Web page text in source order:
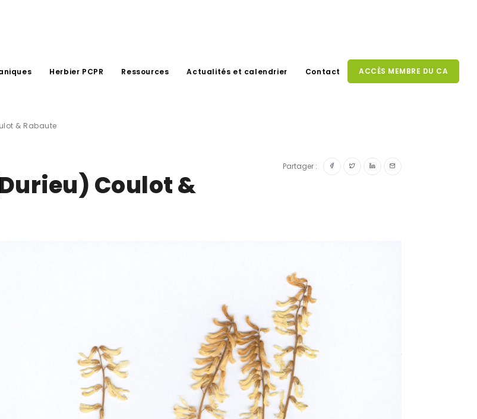
Herbier PCPR Ressources Actualités et calendrier Contact ACCÈS MEMBRE DU CA
& Rabaute
Partager :
Coulot &